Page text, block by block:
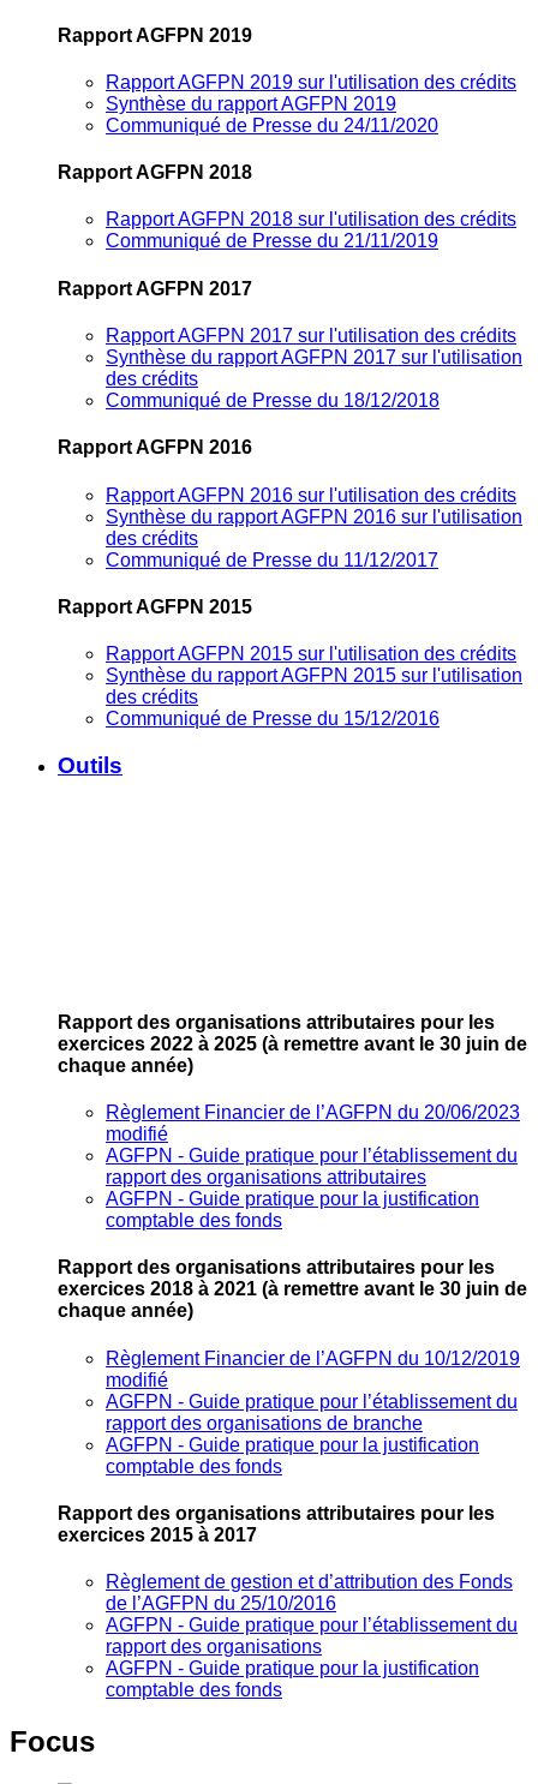
Rapport AGFPN 2019
Rapport AGFPN 2019 sur l'utilisation des crédits
Synthèse du rapport AGFPN 2019
Communiqué de Presse du 24/11/2020
Rapport AGFPN 2018
Rapport AGFPN 2018 sur l'utilisation des crédits
Communiqué de Presse du 21/11/2019
Rapport AGFPN 2017
Rapport AGFPN 2017 sur l'utilisation des crédits
Synthèse du rapport AGFPN 2017 sur l'utilisation
des crédits
Communiqué de Presse du 18/12/2018
Rapport AGFPN 2016
Rapport AGFPN 2016 sur l'utilisation des crédits
Synthèse du rapport AGFPN 2016 sur l'utilisation
des crédits
Communiqué de Presse du 11/12/2017
Rapport AGFPN 2015
Rapport AGFPN 2015 sur l'utilisation des crédits
Synthèse du rapport AGFPN 2015 sur l'utilisation
des crédits
Communiqué de Presse du 15/12/2016
Outils
Rapport des organisations attributaires pour les
exercices 2022 à 2025 (à remettre avant le 30 juin de
chaque année)
Règlement Financier de l’AGFPN du 20/06/2023
modifié
AGFPN ‐ Guide pratique pour l’établissement du
rapport des organisations attributaires
AGFPN ‐ Guide pratique pour la justification
comptable des fonds
Rapport des organisations attributaires pour les
exercices 2018 à 2021 (à remettre avant le 30 juin de
chaque année)
Règlement Financier de l’AGFPN du 10/12/2019
modifié
AGFPN ‐ Guide pratique pour l’établissement du
rapport des organisations de branche
AGFPN ‐ Guide pratique pour la justification
comptable des fonds
Rapport des organisations attributaires pour les
exercices 2015 à 2017
Règlement de gestion et d’attribution des Fonds
de l’AGFPN du 25/10/2016
AGFPN ‐ Guide pratique pour l’établissement du
rapport des organisations
AGFPN ‐ Guide pratique pour la justification
comptable des fonds
Focus